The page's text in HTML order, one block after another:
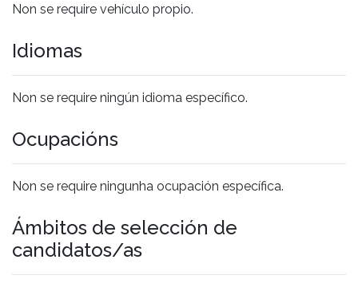
Non se require vehículo propio.
Idiomas
Non se require ningún idioma específico.
Ocupacións
Non se require ningunha ocupación específica.
Ámbitos de selección de
candidatos/as